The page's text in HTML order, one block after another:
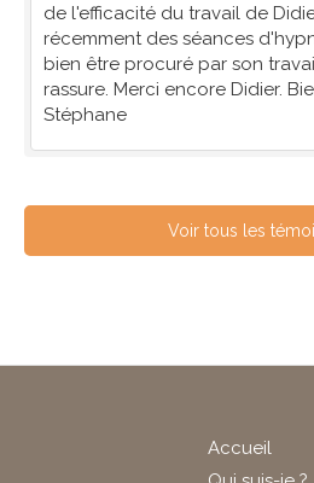
de l'efficacité du travail de
récemment des séances
bien être procuré par son
rassure. Merci encore Didier.
Stéphane
Voir tous les
Accueil